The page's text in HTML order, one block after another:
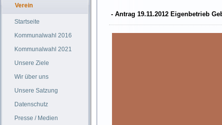
Verein
Startseite
Kommunalwahl 2016
Kommunalwahl 2021
Unsere Ziele
Wir über uns
Unsere Satzung
Datenschutz
Presse / Medien
- Antrag 19.11.2012 Eigenbetrieb